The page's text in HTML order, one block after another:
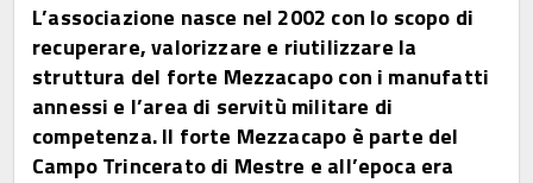
L’associazione nasce nel 2002 con lo scopo di
recuperare, valorizzare e riutilizzare la
struttura del forte Mezzacapo con i manufatti
annessi e l’area di servitù militare di
competenza. Il forte Mezzacapo è parte del
Campo Trincerato di Mestre e all’epoca era